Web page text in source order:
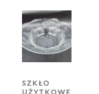
SZKŁO
UŻYTKOWE